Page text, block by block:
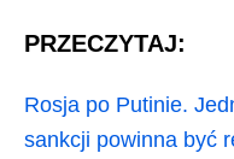
PRZECZYTAJ:
Rosja po Putinie.
sankcji powinna być